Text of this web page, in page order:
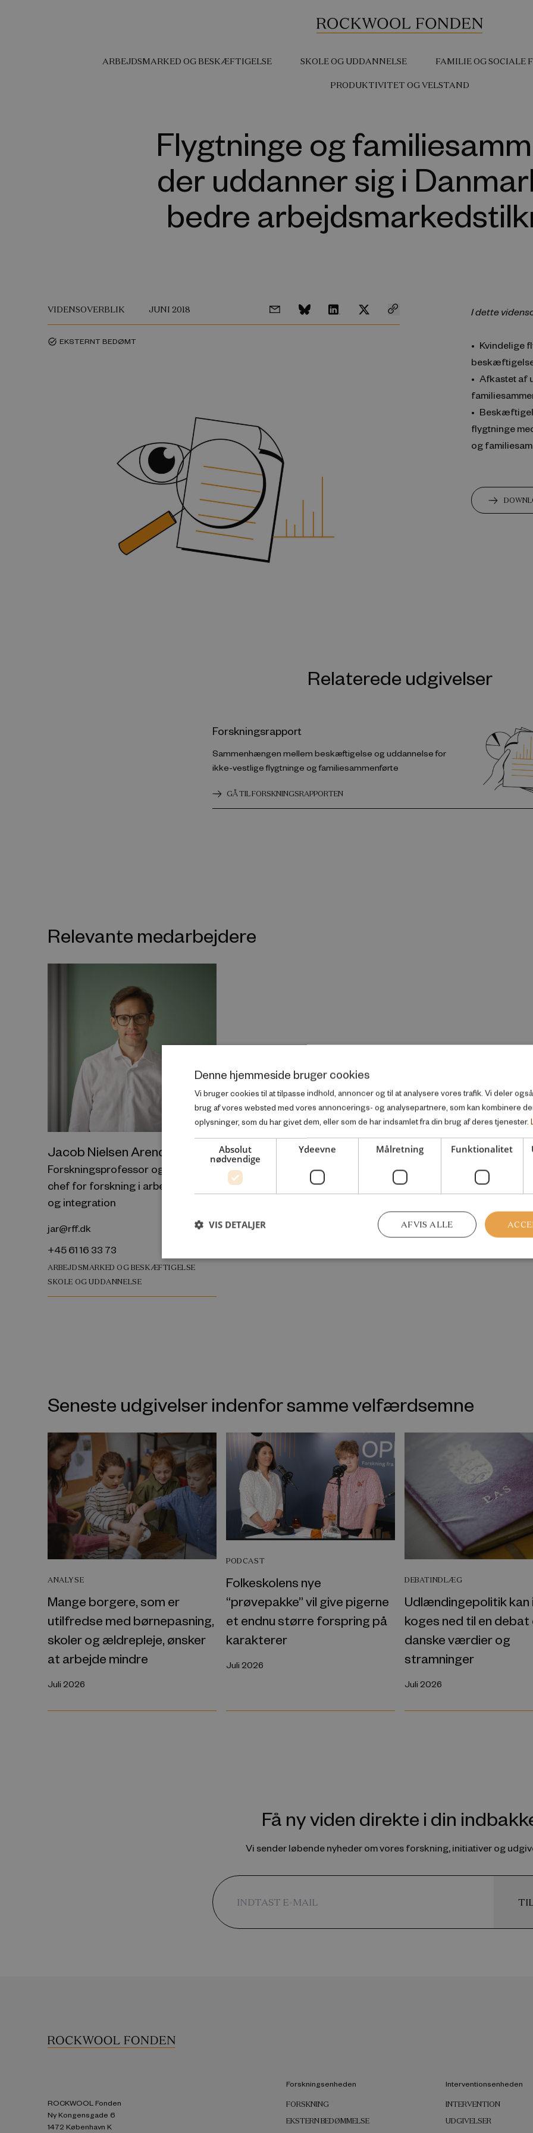
ARBEJDSMARKED OG BESKÆFTIGELSE SKOLE OG UDDANNELSE FAMILIE OG SOCIALE
PRODUKTIVITET OG VELSTAND
Flygtninge og
der uddanner sig i
bedre
VIDENSOVERBLIK JUNI 2018
task_alt EKSTERNT BEDØMT
I dette
Kvindelige
Afkastet af
flygtninge
og
Relaterede udgivelser
Forskningsrapport
Sammenhængen mellem beskæftigelse og uddannelse for
ikke-vestlige flygtninge og familiesammenførte
GÅ TIL FORSKNINGSRAPPORTEN
Relevante medarbejdere
Jacob Nielsen Arendt
Forskningsprofessor og
chef for forskning i arbejdsmarked
og integration
jar@rff.dk
+45 61 16 33 73
ARBEJDSMARKED OG BESKÆFTIGELSE
SKOLE OG UDDANNELSE
Seneste udgivelser indenfor samme velfærdsemne
ANALYSE
Mange borgere, som er
utilfredse med børnepasning,
skoler og ældrepleje, ønsker
at arbejde mindre
Juli 2026
PODCAST
Folkeskolens nye
“prøvepakke” vil give pigerne
et endnu større forspring på
karakterer
Juli 2026
DEBATINDLÆG
Udlændingepolitik kan
koges ned til en debat
danske værdier og
stramninger
Juli 2026
Få ny viden direkte i din
Vi sender løbende nyheder om vores forskning, initiativer og
ROCKWOOL Fonden
Ny Kongensgade 6
1472 København K
Forskningsenheden
FORSKNING
EKSTERN BEDØMMELSE
Interventionsenheden
INTERVENTION
UDGIVELSER
Denne hjemmeside bruger cookies
Vi bruger cookies til at tilpasse indhold, annoncer og til at analysere vores trafik. Vi deler
brug af vores websted med vores annoncerings- og analysepartnere, som kan kombinere
oplysninger, som du har givet dem, eller som de har indsamlet fra din brug af deres tjenester.
Absolut
nødvendige
Ydeevne Målretning Funktionalitet
AFVIS ALLE
VIS DETALJER